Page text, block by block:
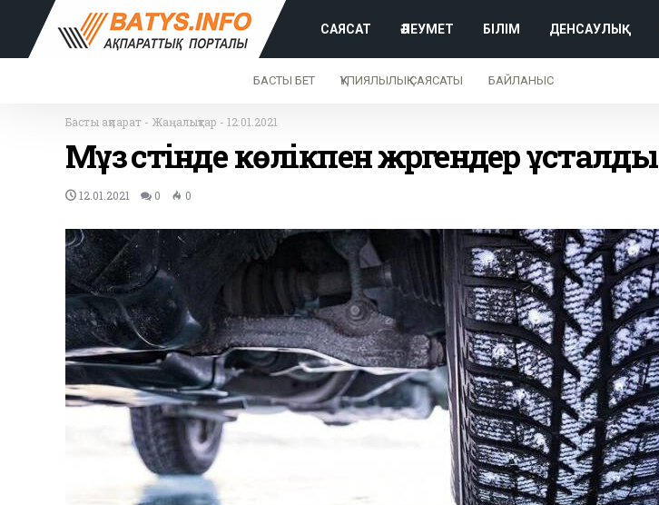
САЯСАТ ӘЛЕУМЕТ БІЛІМ ДЕНСАУЛЫҚ
БАСТЫ БЕТ ҚҰПИЯЛЫЛЫҚ САЯСАТЫ БАЙЛАНЫС
Басты ақпарат - Жаңалықтар - 12.01.2021
Мұз үстінде көлікпен жүргендер ұсталды
12.01.2021 0 0